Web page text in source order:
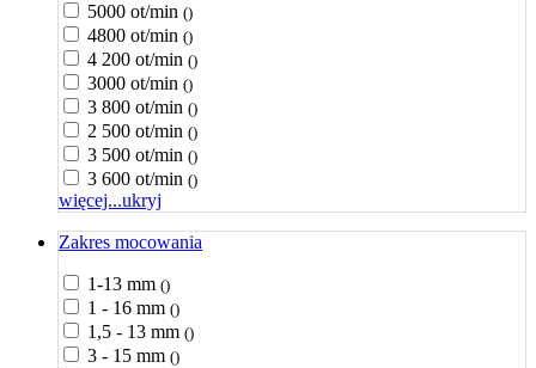
5000 ot/min ()
4800 ot/min ()
4 200 ot/min ()
3000 ot/min ()
3 800 ot/min ()
2 500 ot/min ()
3 500 ot/min ()
3 600 ot/min ()
więcej...ukryj
Zakres mocowania
1-13 mm ()
1 - 16 mm ()
1,5 - 13 mm ()
3 - 15 mm ()